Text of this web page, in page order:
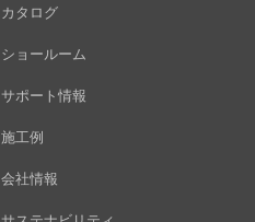
カタログ
ショールーム
サポート情報
施工例
会社情報